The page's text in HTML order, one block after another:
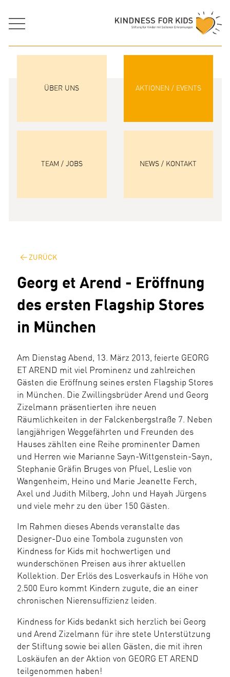
ÜBER UNS AKTIONEN / EVENTS
TEAM / JOBS NEWS / KONTAKT
ZURÜCK
Georg et Arend - Eröffnung
des ersten Flagship Stores
in München
Am Dienstag Abend, 13. März 2013, feierte GEORG
ET AREND mit viel Prominenz und zahlreichen
Gästen die Eröffnung seines ersten Flagship Stores
in München. Die Zwillingsbrüder Arend und Georg
Zizelmann präsentierten ihre neuen
Räumlichkeiten in der Falckenbergstraße 7. Neben
langjährigen Weggefährten und Freunden des
Hauses zählten eine Reihe prominenter Damen
und Herren wie Marianne Sayn-Wittgenstein-Sayn,
Stephanie Gräfin Bruges von Pfuel, Leslie von
Wangenheim, Heino und Marie Jeanette Ferch,
Axel und Judith Milberg, John und Hayah Jürgens
und viele mehr zu den über 150 Gästen.
Im Rahmen dieses Abends veranstalte das
Designer-Duo eine Tombola zugunsten von
Kindness for Kids mit hochwertigen und
wunderschönen Preisen aus ihrer aktuellen
Kollektion. Der Erlös des Losverkaufs in Höhe von
2.500 Euro kommt Kindern zugute, die an einer
chronischen Nierensuffizienz leiden.
Kindness for Kids bedankt sich herzlich bei Georg
und Arend Zizelmann für ihre stete Unterstützung
der Stiftung sowie bei allen Gästen, die mit ihren
Loskäufen an der Aktion von GEORG ET AREND
teilgenommen haben!